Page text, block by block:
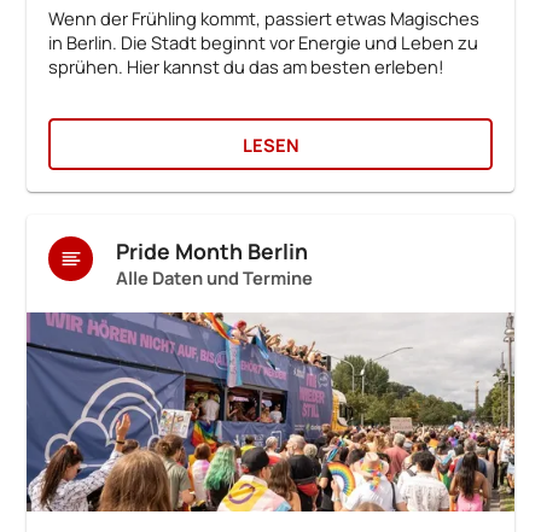
Wenn der Frühling kommt, passiert etwas Magisches
in Berlin. Die Stadt beginnt vor Energie und Leben zu
sprühen. Hier kannst du das am besten erleben!
LESEN
Pride Month Berlin
Alle Daten und Termine